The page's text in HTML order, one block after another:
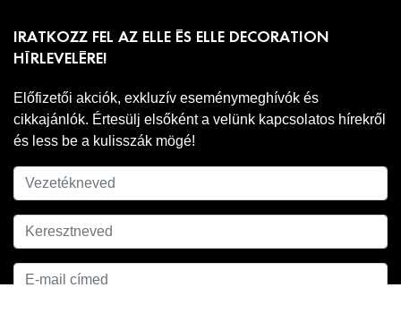
IRATKOZZ FEL AZ ELLE ÉS ELLE DECORATION
HÍRLEVELÉRE!
Előfizetői akciók, exkluzív eseménymeghívók és
cikkajánlók. Értesülj elsőként a velünk kapcsolatos hírekről
és less be a kulisszák mögé!